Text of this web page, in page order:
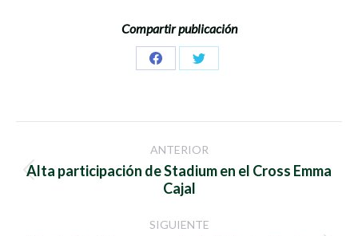
Compartir publicación
Share
Share
Navegación
entre
publicaciones
ANTERIOR
Publicación
anterior:
Alta participación de Stadium en el Cross Emma
Cajal
SIGUIENTE